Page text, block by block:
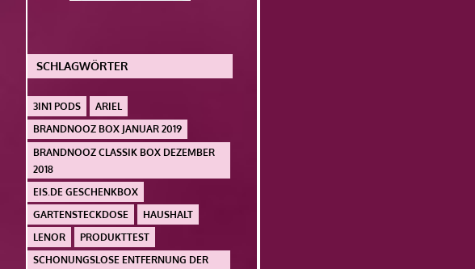
SCHLAGWÖRTER
3IN1 PODS
ARIEL
BRANDNOOZ BOX JANUAR 2019
BRANDNOOZ CLASSIK BOX DEZEMBER
2018
EIS.DE GESCHENKBOX
GARTENSTECKDOSE
HAUSHALT
LENOR
PRODUKTTEST
SCHONUNGSLOSE ENTFERNUNG DER